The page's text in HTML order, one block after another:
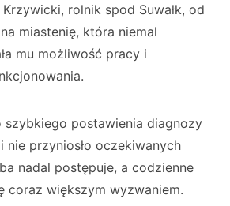
rolnik spod Suwałk, od
miastenię, która niemal
mu możliwość pracy i
szybkiego postawienia diagnozy
nie przyniosło oczekiwanych
nadal postępuje, a codzienne
coraz większym wyzwaniem.